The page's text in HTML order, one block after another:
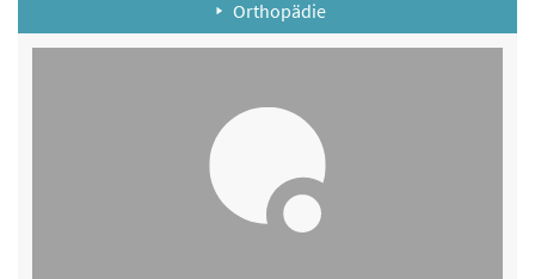
Orthopädie